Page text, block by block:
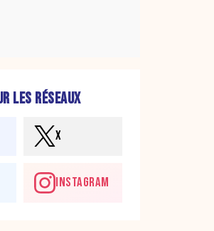
LES RÉSEAUX
X
INSTAGRAM